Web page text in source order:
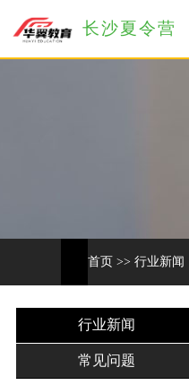
长沙夏令营
首页 >> 行业新闻
行业新闻
常见问题